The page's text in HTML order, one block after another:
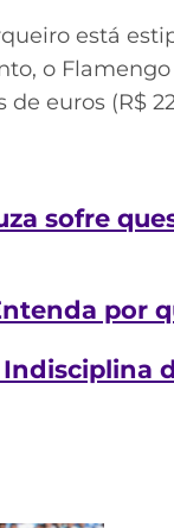
está
o
euros (R$
sofre
por